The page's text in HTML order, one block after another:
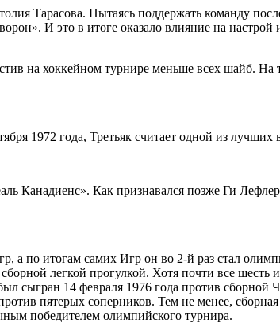
Тарасова. Пытаясь поддержать команду
И это в итоге оказало влияние на
на хоккейном турнире меньше всех шайб.
1972 года, Третьяк считает одной из лучших
Канадиенс». Как признавался позже Ги
а по итогам самих Игр он во 2-й раз стал
легкой прогулкой. Хотя почти все
14 февраля 1976 года против сборной
пятерых соперников. Тем не менее, сборная
победителем олимпийского турнира.